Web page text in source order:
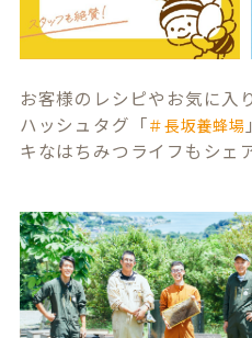
お客様のレシピやお気に入
ハッシュタグ「＃長坂養蜂場
キなはちみつライフもシェ